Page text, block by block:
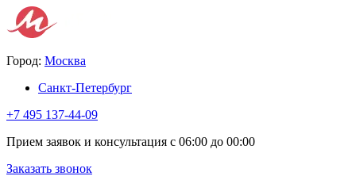
Город: Москва
Санкт-Петербург
+7 495 137-44-09
Прием заявок и консультация с 06:00 до 00:00
Заказать звонок